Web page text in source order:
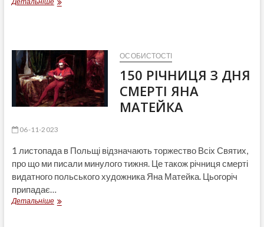
гелікоптера
до
гіпсової
пов’язки.
Ігор
Сікорський,
Пирогов,
Пулюй
та
ОСОБИСТОСТІ
150 РІЧНИЦЯ З ДНЯ
СМЕРТІ ЯНА
МАТЕЙКА
06-11-2023
1 листопада в Польщі відзначають торжество Всіх Святих,
про що ми писали минулого тижня. Це також річниця смерті
видатного польського художника Яна Матейка. Цьогоріч
припадає…
Детальніше150